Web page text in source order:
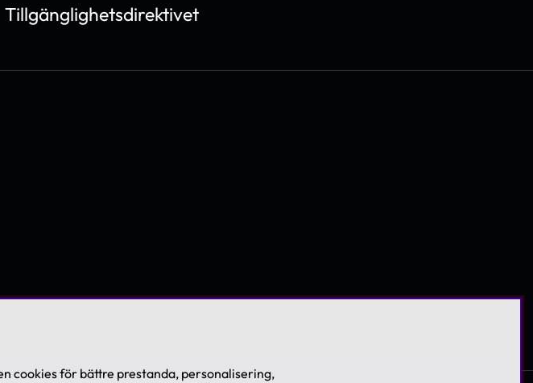
Tillgänglighetsdirektivet
cookies för bättre prestanda, personalisering,